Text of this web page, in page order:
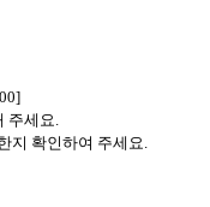
세요.
지 확인하여 주세요.